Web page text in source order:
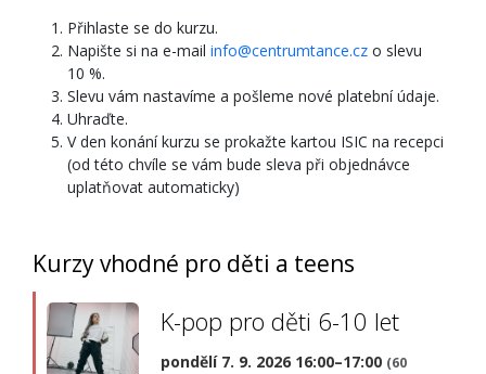
Přihlaste se do kurzu.
Napište si na e-mail info@centrumtance.cz o slevu
10 %.
Slevu vám nastavíme a pošleme nové platební údaje.
Uhraďte.
V den konání kurzu se prokažte kartou ISIC na recepci
(od této chvíle se vám bude sleva při objednávce
uplatňovat automaticky)
Kurzy vhodné pro děti a teens
K-pop pro děti 6-10 let
pondělí 7. 9. 2026 16:00–17:00 (60